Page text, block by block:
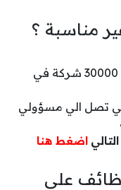
مناسبة ؟
ارسل سيرتك الذاتية الي اكثر من 30000 شركة في
تصل الي مسؤولي
اضغط هنا
علي